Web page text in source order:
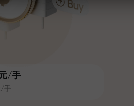
/手
/手
速度共享相同价值
将刺激与纪律元素
作为InstaForex合作
实现雄心勃勃的目
市场上最大倍数